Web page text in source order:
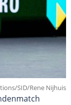
SID/Rene Nijhuis